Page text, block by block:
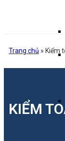
Trang chủ » Kiểm
KIỂM